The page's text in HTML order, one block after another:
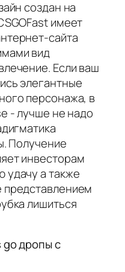
создан на
имеет
сайта
вид
Если ваш
элегантные
персонажа, в
- лучше не надо
Получение
инвесторам
удачу а также
представлением
лишиться
go дропы с